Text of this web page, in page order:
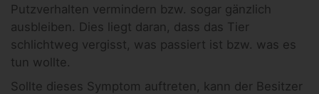
Putzverhalten vermindern bzw. sogar gänzlich
ausbleiben. Dies liegt daran, dass das Tier
schlichtweg vergisst, was passiert ist bzw. was es
tun wollte.
Sollte dieses Symptom auftreten, kann der Besitzer